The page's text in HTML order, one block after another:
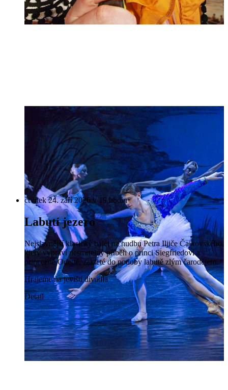
čtvrtek 24. září 2026 v 19 hodin
Labutí jezero
Nejslavnější klasický balet na hudbu Petra Iljiče Čajkovského,
který vypráví nesmrtelný příběh o princi Siegfriedovi a
princezně Odettě, zakleté do podoby labutě zlým čarodějem.
Hrajeme na jevišti divadla
Detail